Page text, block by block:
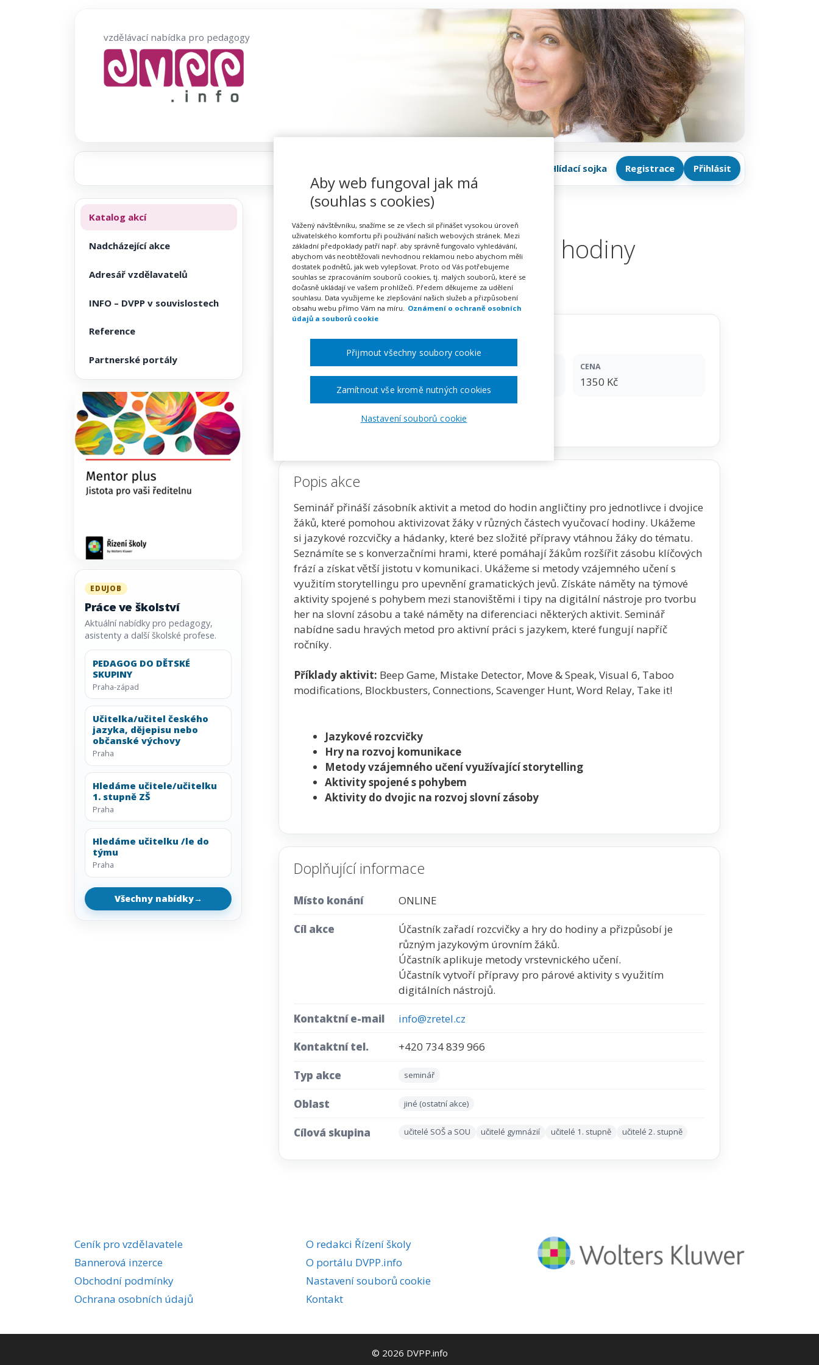
vzdělávací nabídka pro pedagogy
Hlídací sojka Registrace Přihlásit
Aktivity a hry pro poutavé hodiny
angličtiny (webinář)
PořádáZřetel, s.r.o.
TERMÍN MÍSTO CENA
1350 Kč
Zobrazit akci na webu pořadatele
Popis akce
Seminář přináší zásobník aktivit a metod do hodin angličtiny pro jednotlivce i dvojice
žáků, které pomohou aktivizovat žáky v různých částech vyučovací hodiny. Ukážeme
si jazykové rozcvičky a hádanky, které bez složité přípravy vtáhnou žáky do tématu.
Seznámíte se s konverzačními hrami, které pomáhají žákům rozšířit zásobu klíčových
frází a získat větší jistotu v komunikaci. Ukážeme si metody vzájemného učení s
využitím storytellingu pro upevnění gramatických jevů. Získáte náměty na týmové
aktivity spojené s pohybem mezi stanovištěmi i tipy na digitální nástroje pro tvorbu
her na slovní zásobu a také náměty na diferenciaci některých aktivit. Seminář
nabídne sadu hravých metod pro aktivní práci s jazykem, které fungují napříč
ročníky.
Příklady aktivit: Beep Game, Mistake Detector, Move & Speak, Visual 6, Taboo
modifications, Blockbusters, Connections, Scavenger Hunt, Word Relay, Take it!
Jazykové rozcvičky
Hry na rozvoj komunikace
Metody vzájemného učení využívající storytelling
Aktivity spojené s pohybem
Aktivity do dvojic na rozvoj slovní zásoby
Doplňující informace
Místo konání ONLINE
Cíl akce
Účastník zařadí rozcvičky a hry do hodiny a přizpůsobí je
různým jazykovým úrovním žáků.
Účastník aplikuje metody vrstevnického učení.
Účastník vytvoří přípravy pro párové aktivity s využitím
digitálních nástrojů.
Kontaktní e-mail info@zretel.cz
Kontaktní tel. +420 734 839 966
Typ akce seminář
Oblast jiné (ostatní akce)
Cílová skupina učitelé SOŠ a SOU učitelé gymnázií učitelé 1. stupně učitelé 2. stupně
Katalog akcí
Nadcházející akce
Adresář vzdělavatelů
INFO – DVPP v souvislostech
Reference
Partnerské portály
EDUJOB
Práce ve školství
Aktuální nabídky pro pedagogy,
asistenty a další školské profese.
PEDAGOG DO DĚTSKÉ
SKUPINY
Praha-západ
Učitelka/učitel českého
jazyka, dějepisu nebo
občanské výchovy
Praha
Hledáme učitele/učitelku
1. stupně ZŠ
Praha
Hledáme učitelku /le do
týmu
Praha
Všechny nabídky→
Ceník pro vzdělavatele
Bannerová inzerce
Obchodní podmínky
Ochrana osobních údajů
O redakci Řízení školy
O portálu DVPP.info
Nastavení souborů cookie
Kontakt
© 2026 DVPP.info
Aby web fungoval jak má
(souhlas s cookies)
Vážený návštěvníku, snažíme se ze všech sil přinášet vysokou úroveň
uživatelského komfortu při používání našich webových stránek. Mezi
základní předpoklady patří např. aby správně fungovalo vyhledávání,
abychom vás neobtěžovali nevhodnou reklamou nebo abychom měli
dostatek podnětů, jak web vylepšovat. Proto od Vás potřebujeme
souhlas se zpracováním souborů cookies, tj. malých souborů, které se
dočasně ukládají ve vašem prohlížeči. Předem děkujeme za udělení
souhlasu. Data využijeme ke zlepšování našich služeb a přizpůsobení
obsahu webu přímo Vám na míru. Oznámení o ochraně osobních
údajů a souborů cookie
Nastavení souborů cookie
Zamítnout vše kromě nutných cookies
Přijmout všechny soubory cookie